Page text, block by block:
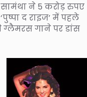
ने 5 करोड़ रुपए
द राइज’ में पहले
ग्लैमरस गाने पर डांस